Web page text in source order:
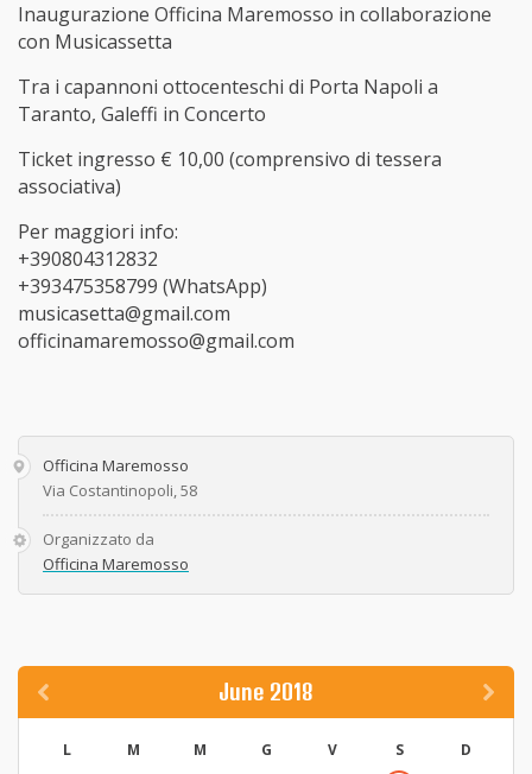
Inaugurazione Officina Maremosso in collaborazione
con Musicassetta
Tra i capannoni ottocenteschi di Porta Napoli a
Taranto, Galeffi in Concerto
Ticket ingresso € 10,00 (comprensivo di tessera
associativa)
Per maggiori info:
+390804312832
+393475358799 (WhatsApp)
musicasetta@gmail.com
officinamaremosso@gmail.com
Officina Maremosso
Via Costantinopoli, 58
Organizzato da
Officina Maremosso
June 2018
L M M G V S
D